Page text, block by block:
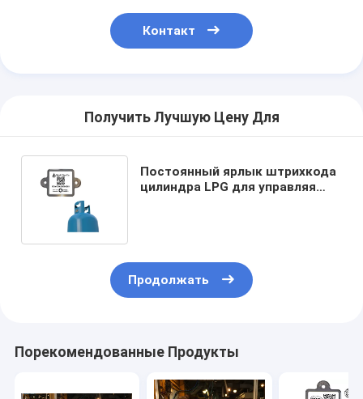
Контакт
Получить Лучшую Цену Для
Постоянный ярлык штрихкода
цилиндра LPG для управляя
Продолжать
Порекомендованные Продукты